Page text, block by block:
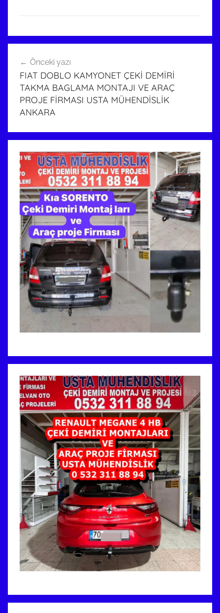
gezinmesi
Önceki yazı
FIAT DOBLO KAMYONET ÇEKİ DEMİRİ
TAKMA BAGLAMA MONTAJI VE ARAÇ
PROJE FİRMASI USTA MÜHENDİSLİK
ANKARA